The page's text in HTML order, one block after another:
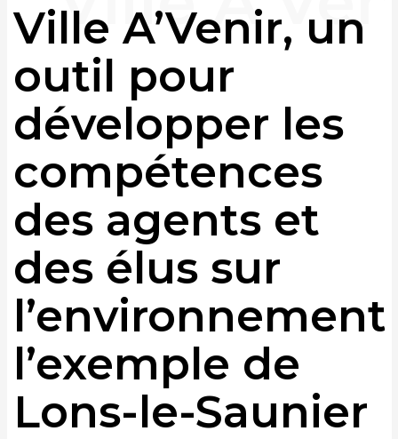
Ville A’Venir, un
outil pour
développer les
compétences
des agents et
des élus sur
l’environnement
l’exemple de
Lons-le-Saunier